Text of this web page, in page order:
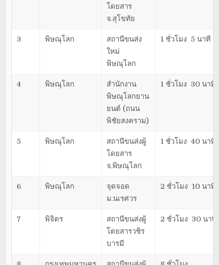
โดยสาร
จ.สุโขทัย
3 พิษณุโลก
สถานีขนส่ง
ใหม่
พิษณุโลก
1 ชั่วโมง 5 นาที
4 พิษณุโลก
สำนักงาน
พิษณุโลกยาน
ยนต์ (ถนน
พิชัยสงคราม)
1 ชั่วโมง 30 นาที
5 พิษณุโลก
สถานีขนส่งผู้
โดยสาร
จ.พิษณุโลก
1 ชั่วโมง 40 นาที
6 พิษณุโลก
จุดจอด
ม.นเรศวร
2 ชั่วโมง 10 นาที
7 พิจิตร
สถานีขนส่งผู้
โดยสารวชิร
บารมี
2 ชั่วโมง 30 นาที